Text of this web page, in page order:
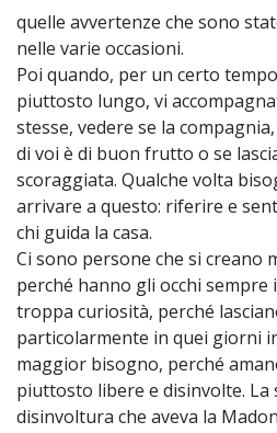
quelle avvertenze che sono
nelle varie occasioni.
Poi quando, per un certo
piuttosto lungo, vi
stesse, vedere se la
di voi è di buon frutto o se
scoraggiata. Qualche volta
arrivare a questo: riferire e
chi guida la casa.
Ci sono persone che si creano
perché hanno gli occhi sempre
troppa curiosità, perché
particolarmente in quei giorni
maggior bisogno, perché
piuttosto libere e disinvolte. La
disinvoltura che aveva la